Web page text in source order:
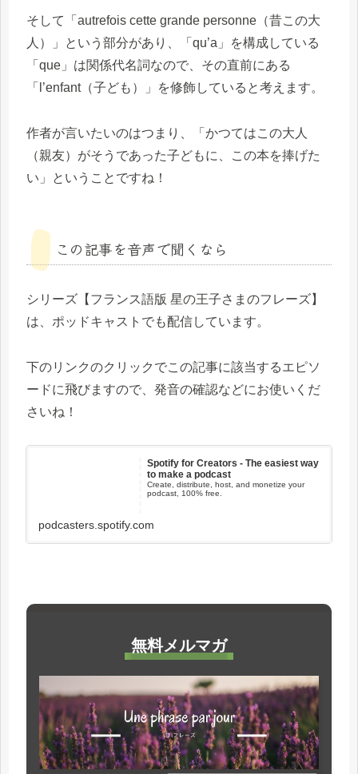
そして「autrefois cette grande personne（昔この大
人）」という部分があり、「qu’a」を構成している
「que」は関係代名詞なので、その直前にある
「l’enfant（子ども）」を修飾していると考えます。
作者が言いたいのはつまり、「かつてはこの大人
（親友）がそうであった子どもに、この本を捧げた
い」ということですね！
この記事を音声で聞くなら
シリーズ【フランス語版 星の王子さまのフレーズ】
は、ポッドキャストでも配信しています。
下のリンクのクリックでこの記事に該当するエピソ
ードに飛びますので、発音の確認などにお使いくだ
さいね！
Spotify for Creators - The easiest way
to make a podcast
Create, distribute, host, and monetize your
podcast, 100% free.
podcasters.spotify.com
無料メルマガ